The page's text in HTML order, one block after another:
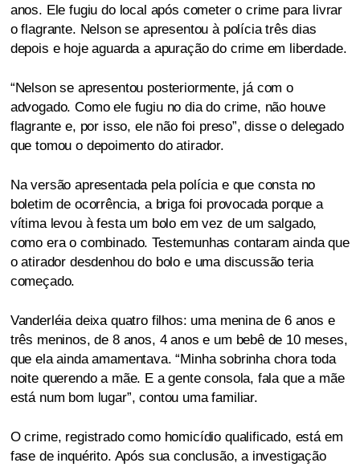
anos. Ele fugiu do local após cometer o crime para livrar
o flagrante. Nelson se apresentou à polícia três dias
depois e hoje aguarda a apuração do crime em liberdade.
“Nelson se apresentou posteriormente, já com o
advogado. Como ele fugiu no dia do crime, não houve
flagrante e, por isso, ele não foi preso”, disse o delegado
que tomou o depoimento do atirador.
Na versão apresentada pela polícia e que consta no
boletim de ocorrência, a briga foi provocada porque a
vítima levou à festa um bolo em vez de um salgado,
como era o combinado. Testemunhas contaram ainda que
o atirador desdenhou do bolo e uma discussão teria
começado.
Vanderléia deixa quatro filhos: uma menina de 6 anos e
três meninos, de 8 anos, 4 anos e um bebê de 10 meses,
que ela ainda amamentava. “Minha sobrinha chora toda
noite querendo a mãe. E a gente consola, fala que a mãe
está num bom lugar”, contou uma familiar.
O crime, registrado como homicídio qualificado, está em
fase de inquérito. Após sua conclusão, a investigação